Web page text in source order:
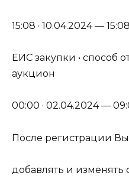
15:08 · 10.04.2024 —
ЕИС закупки • способ
аукцион
00:00 · 02.04.2024 —
После регистрации
добавлять и